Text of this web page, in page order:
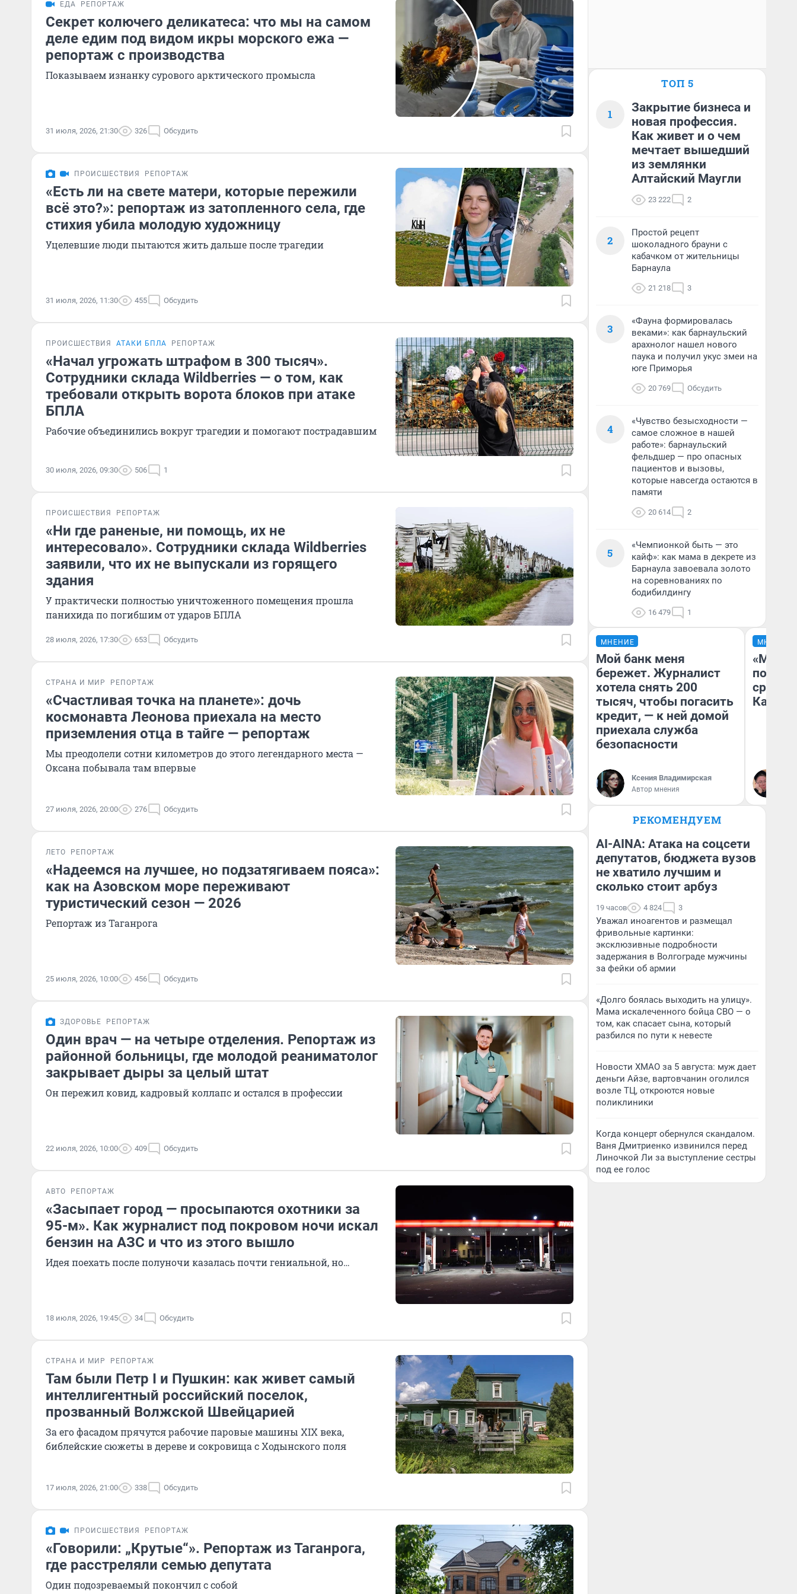
ЕДА РЕПОРТАЖ
Секрет колючего деликатеса: что мы на самом
деле едим под видом икры морского ежа —
репортаж с производства
Показываем изнанку сурового арктического промысла
31 июля, 2026, 21:30 326 Обсудить
ПРОИСШЕСТВИЯ РЕПОРТАЖ
«Есть ли на свете матери, которые пережили
всё это?»: репортаж из затопленного села, где
стихия убила молодую художницу
Уцелевшие люди пытаются жить дальше после трагедии
31 июля, 2026, 11:30 455 Обсудить
ПРОИСШЕСТВИЯ АТАКИ БПЛА РЕПОРТАЖ
«Начал угрожать штрафом в 300 тысяч».
Сотрудники склада Wildberries — о том, как
требовали открыть ворота блоков при атаке
БПЛА
Рабочие объединились вокруг трагедии и помогают пострадавшим
30 июля, 2026, 09:30 506 1
ПРОИСШЕСТВИЯ РЕПОРТАЖ
«Ни где раненые, ни помощь, их не
интересовало». Сотрудники склада Wildberries
заявили, что их не выпускали из горящего
здания
У практически полностью уничтоженного помещения прошла
панихида по погибшим от ударов БПЛА
28 июля, 2026, 17:30 653 Обсудить
СТРАНА И МИР РЕПОРТАЖ
«Счастливая точка на планете»: дочь
космонавта Леонова приехала на место
приземления отца в тайге — репортаж
Мы преодолели сотни километров до этого легендарного места —
Оксана побывала там впервые
27 июля, 2026, 20:00 276 Обсудить
ЛЕТО РЕПОРТАЖ
«Надеемся на лучшее, но подзатягиваем пояса»:
как на Азовском море переживают
туристический сезон — 2026
Репортаж из Таганрога
25 июля, 2026, 10:00 456 Обсудить
ЗДОРОВЬЕ РЕПОРТАЖ
Один врач — на четыре отделения. Репортаж из
районной больницы, где молодой реаниматолог
закрывает дыры за целый штат
Он пережил ковид, кадровый коллапс и остался в профессии
22 июля, 2026, 10:00 409 Обсудить
АВТО РЕПОРТАЖ
«Засыпает город — просыпаются охотники за
95-м». Как журналист под покровом ночи искал
бензин на АЗС и что из этого вышло
Идея поехать после полуночи казалась почти гениальной, но…
18 июля, 2026, 19:45 34 Обсудить
СТРАНА И МИР РЕПОРТАЖ
Там были Петр I и Пушкин: как живет самый
интеллигентный российский поселок,
прозванный Волжской Швейцарией
За его фасадом прячутся рабочие паровые машины XIX века,
библейские сюжеты в дереве и сокровища с Ходынского поля
17 июля, 2026, 21:00 338 Обсудить
ПРОИСШЕСТВИЯ РЕПОРТАЖ
«Говорили: „Крутые“». Репортаж из Таганрога,
где расстреляли семью депутата
Один подозреваемый покончил с собой
ТОП 5
1
Закрытие бизнеса и
новая профессия.
Как живет и о чем
мечтает вышедший
из землянки
Алтайский Маугли
23 222 2
2
Простой рецепт
шоколадного брауни с
кабачком от жительницы
Барнаула
21 218 3
3
«Фауна формировалась
веками»: как барнаульский
арахнолог нашел нового
паука и получил укус змеи на
юге Приморья
20 769 Обсудить
4
«Чувство безысходности —
самое сложное в нашей
работе»: барнаульский
фельдшер — про опасных
пациентов и вызовы,
которые навсегда остаются в
памяти
20 614 2
5
«Чемпионкой быть — это
кайф»: как мама в декрете из
Барнаула завоевала золото
на соревнованиях по
бодибилдингу
16 479 1
МНЕНИЕ
Мой банк меня
бережет. Журналист
хотела снять 200
тысяч, чтобы погасить
кредит, — к ней домой
приехала служба
безопасности
Ксения Владимирская
Автор мнения
МНЕНИЕ
РЕКОМЕНДУЕМ
AI-AINA: Атака на соцсети
депутатов, бюджета вузов
не хватило лучшим и
сколько стоит арбуз
19 часов 4 824 3
Уважал иноагентов и размещал
фривольные картинки:
эксклюзивные подробности
задержания в Волгограде мужчины
за фейки об армии
«Долго боялась выходить на улицу».
Мама искалеченного бойца СВО — о
том, как спасает сына, который
разбился по пути к невесте
Новости ХМАО за 5 августа: муж дает
деньги Айзе, вартовчанин оголился
возле ТЦ, откроются новые
поликлиники
Когда концерт обернулся скандалом.
Ваня Дмитриенко извинился перед
Линочкой Ли за выступление сестры
под ее голос